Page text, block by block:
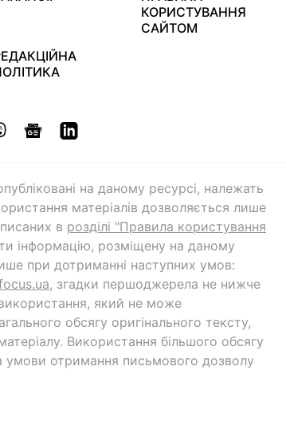
КОРИСТУВАННЯ
САЙТОМ
на даному ресурсі, належать
матеріалів дозволяється лише
в розділі "Правила користування
інформацію, розміщену на даному
при дотриманні наступних умов:
, згадки першоджерела не нижче
який не може
обсягу оригінального тексту,
Використання більшого обсягу
отримання письмового дозволу